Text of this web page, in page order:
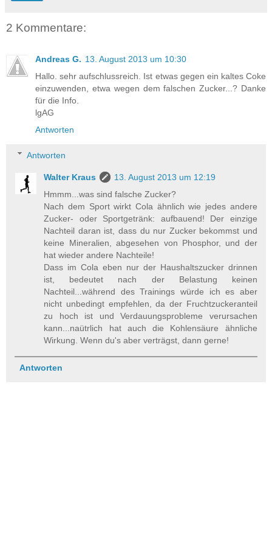
2 Kommentare:
Andreas G. 13. August 2013 um 10:30
Hallo. sehr aufschlussreich. Ist etwas gegen ein kaltes Coke
einzuwenden, etwa wegen dem falschen Zucker...? Danke
für die Info.
lgAG
Antworten
Antworten
Walter Kraus
13. August 2013 um 12:19
Hmmm...was sind falsche Zucker?
Nach dem Sport wirkt Cola ähnlich wie jedes andere
Zucker- oder Sportgetränk: aufbauend! Der einzige
Nachteil daran ist, dass du nur Zucker bekommst und
keine Mineralien, abgesehen von Phosphor, und der
hat wieder andere Nachteile!
Dass im Cola eben nur der Haushaltszucker drinnen
ist, bedeutet nach der Belastung keinen
Nachteil...während des Trainings würde ich es aber
nicht unbedingt empfehlen, da der Fruchtzuckeranteil
zu hoch ist und Verdauungsprobleme verursachen
kann...naütrlich hat auch die Kohlensäure ähnliche
Wirkung. Wenn du's aber verträgst, dann gerne!
Antworten